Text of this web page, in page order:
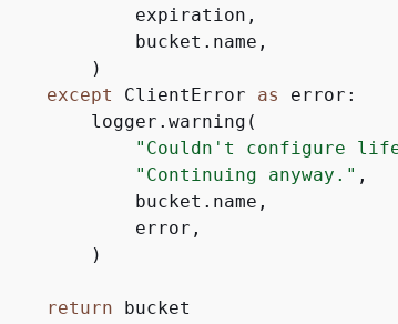
            expiration,
            bucket.name,
        )
except ClientError as error:
        logger.warning(
"Couldn't configure
"Continuing anyway." ,
            bucket.name,
            error,
        )
return bucket